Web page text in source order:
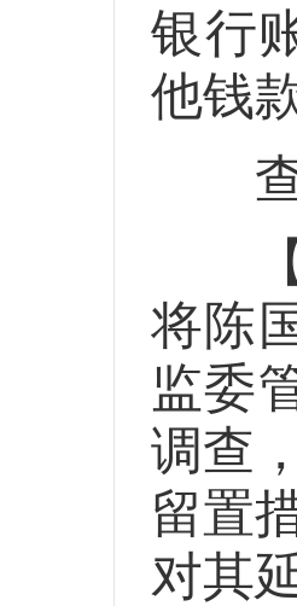
银行
他钱
查
【
将陈
监委
调查
留置
对其